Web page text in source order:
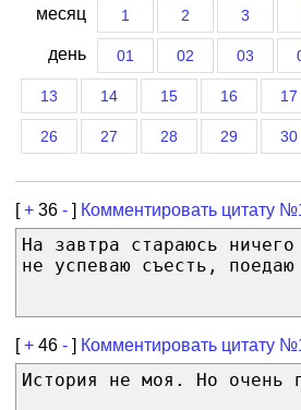
месяц 1 2 3
день 01 02 03
13 14 15 16 17
26 27 28 29 30
[+ 36 - ] Комментировать цитату
На завтра стараюсь
не успеваю съесть,
[+ 46 - ] Комментировать цитату
История не моя. Но очень